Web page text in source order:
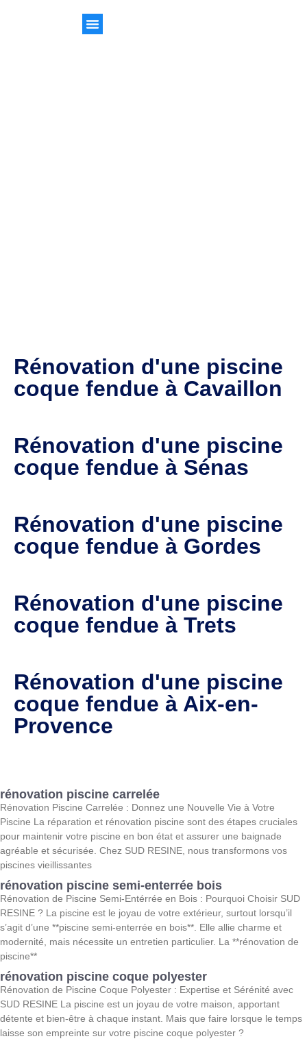
Rénovation d'une piscine
coque fendue à Cavaillon
Rénovation d'une piscine
coque fendue à Sénas
Rénovation d'une piscine
coque fendue à Gordes
Rénovation d'une piscine
coque fendue à Trets
Rénovation d'une piscine
coque fendue à Aix-en-
Provence
rénovation piscine carrelée
Rénovation Piscine Carrelée : Donnez une Nouvelle Vie à Votre
Piscine La réparation et rénovation piscine sont des étapes cruciales
pour maintenir votre piscine en bon état et assurer une baignade
agréable et sécurisée. Chez SUD RESINE, nous transformons vos
piscines vieillissantes
rénovation piscine semi-enterrée bois
Rénovation de Piscine Semi-Entérrée en Bois : Pourquoi Choisir SUD
RESINE ? La piscine est le joyau de votre extérieur, surtout lorsqu’il
s’agit d’une **piscine semi-enterrée en bois**. Elle allie charme et
modernité, mais nécessite un entretien particulier. La **rénovation de
piscine**
rénovation piscine coque polyester
Rénovation de Piscine Coque Polyester : Expertise et Sérénité avec
SUD RESINE La piscine est un joyau de votre maison, apportant
détente et bien-être à chaque instant. Mais que faire lorsque le temps
laisse son empreinte sur votre piscine coque polyester ?